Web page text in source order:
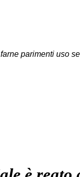
parimenti uso